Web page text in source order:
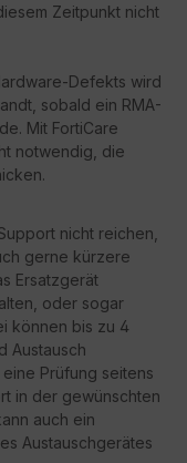
Zeitpunkt nicht
Defekts wird
sobald ein RMA-
Mit FortiCare
notwendig, die
nicht reichen,
gerne kürzere
Ersatzgerät
oder sogar
können bis zu 4
Austausch
Prüfung seitens
in der gewünschten
auch ein
Austauschgerätes